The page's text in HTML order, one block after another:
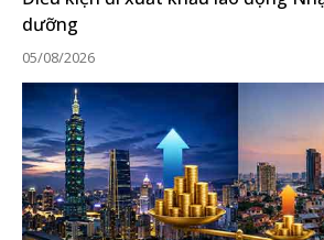
dưỡng
05/08/2026